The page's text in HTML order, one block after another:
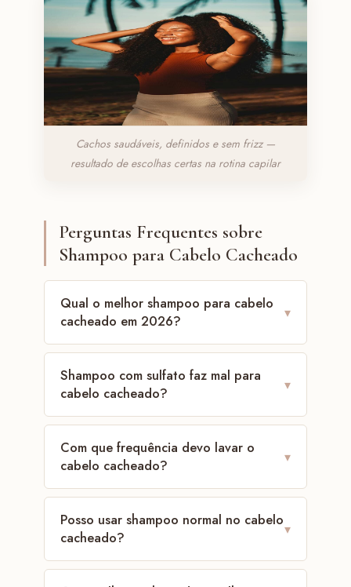
Cachos saudáveis, definidos e sem frizz —
resultado de escolhas certas na rotina capilar
Perguntas Frequentes sobre
Shampoo para Cabelo Cacheado
Qual o melhor shampoo para cabelo
cacheado em 2026?
▾
Shampoo com sulfato faz mal para
cabelo cacheado?
▾
Com que frequência devo lavar o
cabelo cacheado?
▾
Posso usar shampoo normal no cabelo
cacheado?
▾